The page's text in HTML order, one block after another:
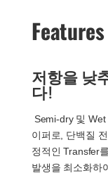
Features
저항을 낮
다!
Semi-dry 및
이퍼로, 단백질
정적인 Transfer
발생을 최소화하